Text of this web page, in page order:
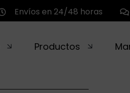
Envíos en 24/48 horas
Productos